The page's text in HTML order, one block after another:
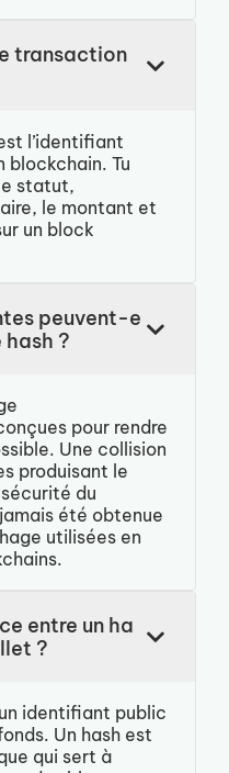
transaction
l’identifiant
blockchain. Tu
statut,
le montant et
un block
peuvent-e
hash ?
pour rendre
Une collision
produisant le
du
été obtenue
utilisées en
entre un ha
?
identifiant public
Un hash est
qui sert à